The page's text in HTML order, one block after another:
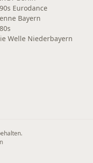
Eurodance
Bayern
Welle Niederbayern